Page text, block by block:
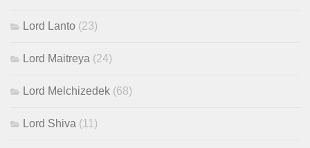
Lord Lanto (23)
Lord Maitreya (24)
Lord Melchizedek (68)
Lord Shiva (11)